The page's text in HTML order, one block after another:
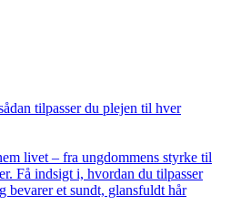
tilpasser du plejen til hver
livet – fra ungdommens styrke til
Få indsigt i, hvordan du tilpasser
bevarer et sundt, glansfuldt hår